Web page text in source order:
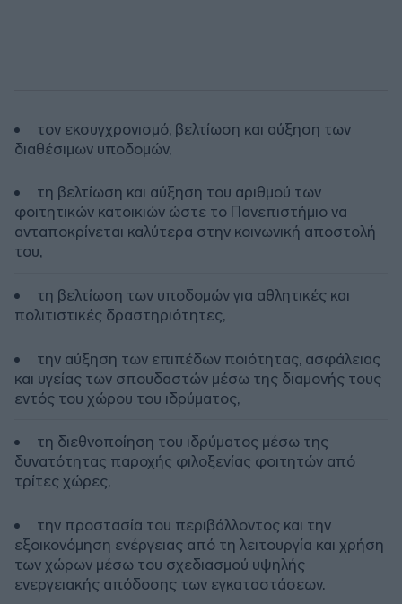
τον εκσυγχρονισμό, βελτίωση και αύξηση των
διαθέσιμων υποδομών,
τη βελτίωση και αύξηση του αριθμού των
φοιτητικών κατοικιών ώστε το Πανεπιστήμιο να
ανταποκρίνεται καλύτερα στην κοινωνική αποστολή
του,
τη βελτίωση των υποδομών για αθλητικές και
πολιτιστικές δραστηριότητες,
την αύξηση των επιπέδων ποιότητας, ασφάλειας
και υγείας των σπουδαστών μέσω της διαμονής τους
εντός του χώρου του ιδρύματος,
τη διεθνοποίηση του ιδρύματος μέσω της
δυνατότητας παροχής φιλοξενίας φοιτητών από
τρίτες χώρες,
την προστασία του περιβάλλοντος και την
εξοικονόμηση ενέργειας από τη λειτουργία και χρήση
των χώρων μέσω του σχεδιασμού υψηλής
ενεργειακής απόδοσης των εγκαταστάσεων.